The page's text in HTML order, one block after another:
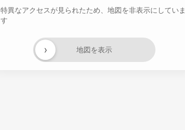
特異なアクセスが見られたため、地図を非表示にしていま
す
地図を表示
›